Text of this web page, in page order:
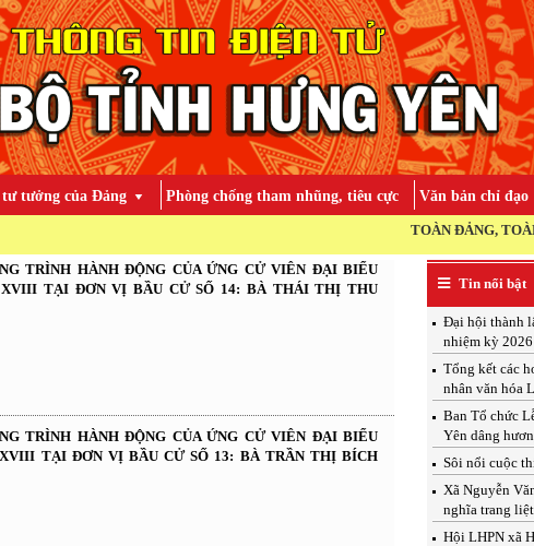
tư tưởng của Đảng Phòng chống tham nhũng, tiêu cực Văn bản chỉ đạo
TOÀN ĐẢNG, TOÀN DÂN,
TRÌNH HÀNH ĐỘNG CỦA ỨNG CỬ VIÊN ĐẠI BIỂU
TẠI ĐƠN VỊ BẦU CỬ SỐ 14: BÀ THÁI THỊ THU
TRÌNH HÀNH ĐỘNG CỦA ỨNG CỬ VIÊN ĐẠI BIỂU
TẠI ĐƠN VỊ BẦU CỬ SỐ 13: BÀ TRẦN THỊ BÍCH
Tin nổi bật
Đại hội thành
nhiệm kỳ 2026
Tổng kết các
nhân văn hóa
Ban Tổ chức
Yên dâng
Sôi nổi cuộc
Xã Nguyễn
nghĩa trang
Hội LHPN xã